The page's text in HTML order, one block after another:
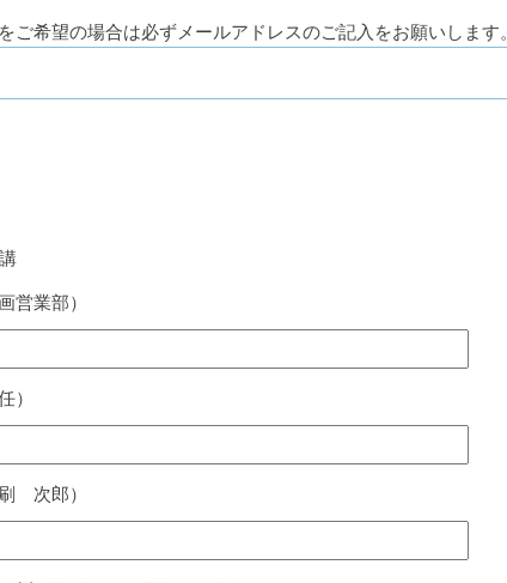
ご希望の場合は必ずメールアドレスのご記入をお願いします。
営業部）
）
次郎）